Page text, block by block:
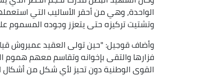
الواحدة، وهي من أحقر الأساليب التي
وتشتيت تركيزه حتى يتعزز وجوده المسموم
وأضاف قوجيل: "حين تولى العقيد عميروش قيادة
فزارها والتقى بإخوانه وتقاسم معهم هموم
القوى الوطنية دون تحيز لأي شكل من أشكال